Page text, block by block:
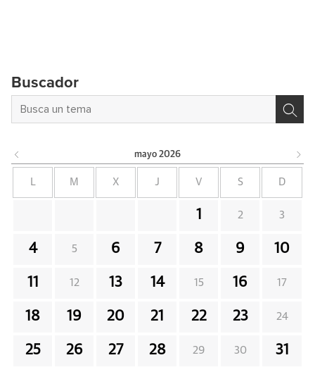
Buscador
mayo 2026
M X J V S D
1 2 3
4 5 6 7 8 9 10
11 12 13 14 15 16 17
18 19 20 21 22 23 24
25 26 27 28 29 30 31